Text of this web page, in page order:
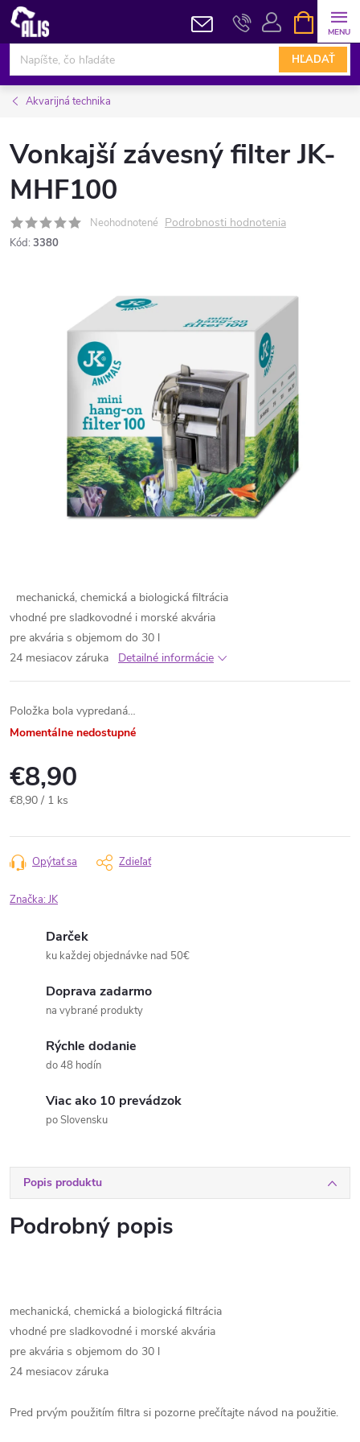
Prejsť
obsah
HĽADAŤ
KOŠÍK
Akvarijná technika
Vonkajší závesný filter JK-
MHF100
Neohodnotené Podrobnosti hodnotenia
Kód: 3380
mechanická, chemická a biologická filtrácia
vhodné pre sladkovodné i morské akvária
pre akvária s objemom do 30 l
24 mesiacov záruka
Detailné informácie
Položka bola vypredaná…
Momentálne nedostupné
€8,90
Jednotková
€8,90 / 1 ks
Opýtať sa Zdieľať
Značka:JK
Darček
ku každej objednávke nad 50€
Doprava zadarmo
na vybrané produkty
Rýchle dodanie
do 48 hodín
Viac ako 10 prevádzok
po Slovensku
Popis produktu
Podrobný popis
mechanická, chemická a biologická filtrácia
vhodné pre sladkovodné i morské akvária
pre akvária s objemom do 30 l
24 mesiacov záruka
Pred prvým použitím filtra si pozorne prečítajte návod na použitie.